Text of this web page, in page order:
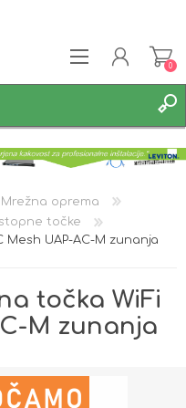
0
Mrežna oprema
točke
UAP-AC-M zunanja
točka WiFi
M zunanja